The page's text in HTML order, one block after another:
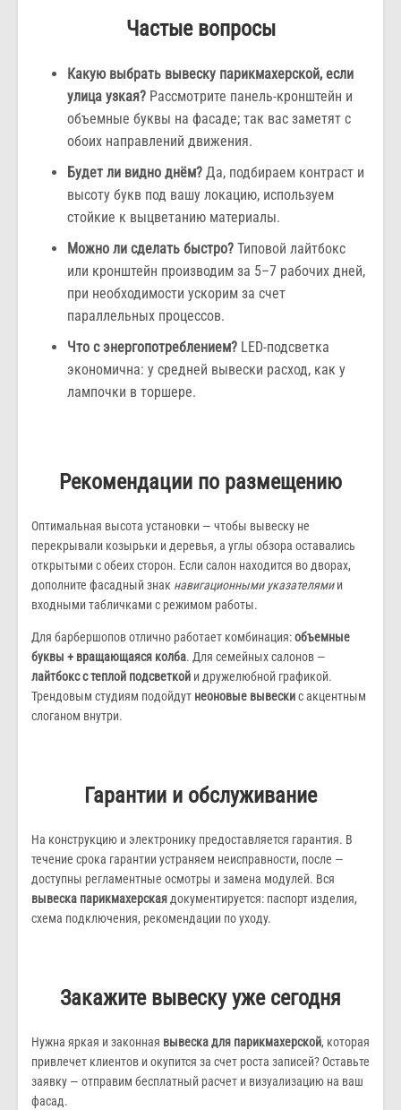
Частые вопросы
Какую выбрать вывеску парикмахерской, если
улица узкая? Рассмотрите панель-кронштейн и
объемные буквы на фасаде; так вас заметят с
обоих направлений движения.
Будет ли видно днём? Да, подбираем контраст и
высоту букв под вашу локацию, используем
стойкие к выцветанию материалы.
Можно ли сделать быстро? Типовой лайтбокс
или кронштейн производим за 5–7 рабочих дней,
при необходимости ускорим за счет
параллельных процессов.
Что с энергопотреблением? LED-подсветка
экономична: у средней вывески расход, как у
лампочки в торшере.
Рекомендации по размещению
Оптимальная высота установки — чтобы вывеску не
перекрывали козырьки и деревья, а углы обзора оставались
открытыми с обеих сторон. Если салон находится во дворах,
дополните фасадный знак навигационными указателямии
входными табличками с режимом работы.
Для барбершопов отлично работает комбинация:объемные
буквы + вращающаяся колба. Для семейных салонов —
лайтбокс с теплой подсветкой и дружелюбной графикой.
Трендовым студиям подойдут неоновые вывескис акцентным
слоганом внутри.
Гарантии и обслуживание
На конструкцию и электронику предоставляется гарантия. В
течение срока гарантии устраняем неисправности, после —
доступны регламентные осмотры и замена модулей. Вся
вывеска парикмахерскаядокументируется: паспорт изделия,
схема подключения, рекомендации по уходу.
Закажите вывеску уже сегодня
Нужна яркая и законная вывеска для парикмахерской, которая
привлечет клиентов и окупится за счет роста записей? Оставьте
заявку — отправим бесплатный расчет и визуализацию на ваш
фасад.